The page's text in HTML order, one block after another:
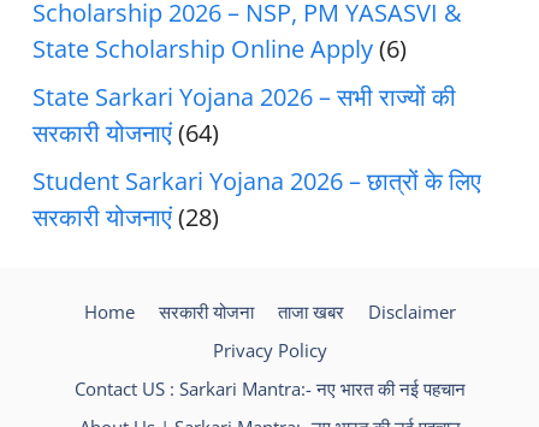
Scholarship 2026 – NSP, PM YASASVI &
State Scholarship Online Apply(6)
State Sarkari Yojana 2026 – सभी राज्यों की
सरकारी योजनाएं(64)
Student Sarkari Yojana 2026 – छात्रों के लिए
सरकारी योजनाएं(28)
Home सरकारी योजना ताजा खबर
Disclaimer
Privacy Policy
Contact US : Sarkari Mantra:- नए भारत की नई पहचान